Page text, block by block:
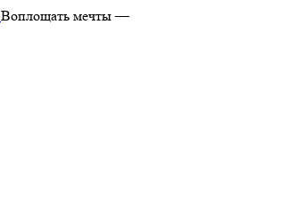
Воплощать мечты —